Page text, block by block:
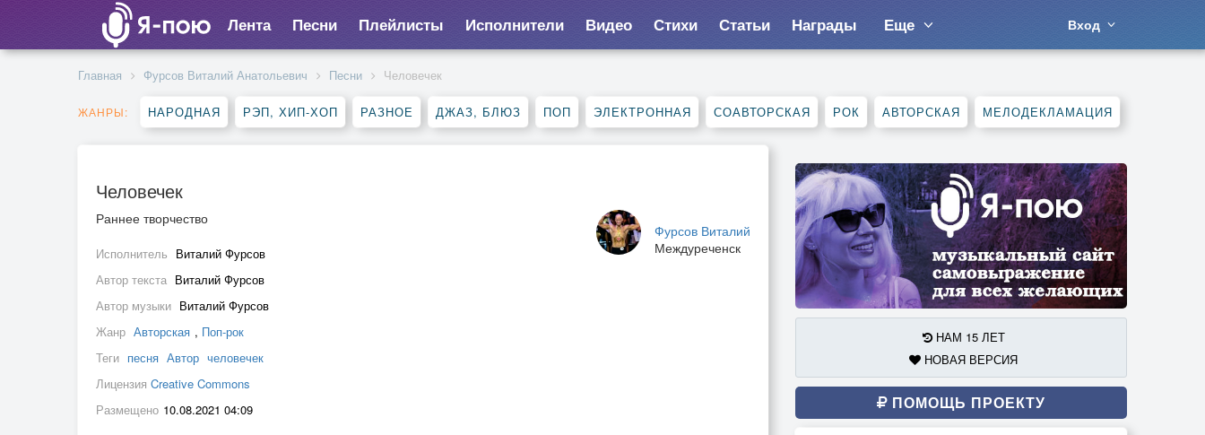
Лента Песни Плейлисты Исполнители Видео Стихи Статьи Награды Еще Вход
Главная Фурсов Виталий Анатольевич Песни Человечек
ЖАНРЫ: НАРОДНАЯ РЭП, ХИП-ХОП РАЗНОЕ ДЖАЗ, БЛЮЗ ПОП ЭЛЕКТРОННАЯ СОАВТОРСКАЯ РОК АВТОРСКАЯ МЕЛОДЕКЛАМАЦИЯ
Человечек
Фурсов Виталий
Междуреченск
Раннее творчество
Исполнитель Виталий Фурсов
Автор текста Виталий Фурсов
Автор музыки Виталий Фурсов
Жанр Авторская , Поп-рок
Теги песня Автор человечек
Лицензия Creative Commons
Размещено 10.08.2021 04:09
НАМ 15 ЛЕТ
НОВАЯ ВЕРСИЯ
ПОМОЩЬ ПРОЕКТУ